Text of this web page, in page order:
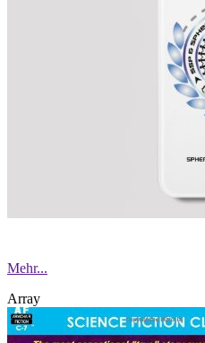
Mehr...
Array